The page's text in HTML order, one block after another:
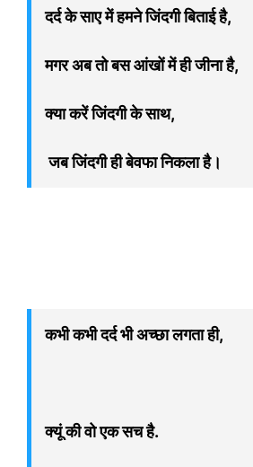
दर्द के साए में हमने जिंदगी बिताई है,
मगर अब तो बस आंखों में ही जीना है,
क्या करें जिंदगी के साथ,
जब जिंदगी ही बेवफा निकला है।
कभी कभी दर्द भी अच्छा लगता ही,
क्यूं की वो एक सच है.